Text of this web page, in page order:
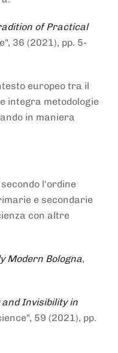
of Practical
36 (2021), pp. 5-
europeo tra il
integra metodologie
in maniera
l'ordine
e secondarie
con altre
Modern Bologna,
Invisibility in
59 (2021), pp.